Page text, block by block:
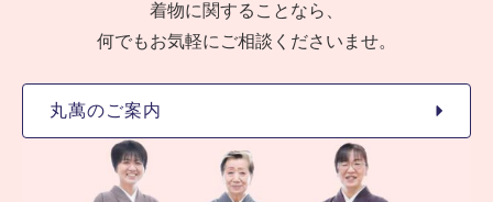
着物に関することなら、
何でもお気軽にご相談くださいませ。
丸萬のご案内